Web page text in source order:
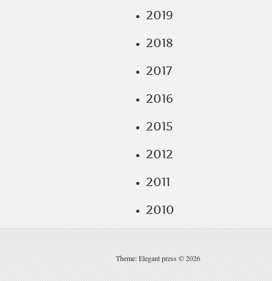
2019
2018
2017
2016
2015
2012
2011
2010
Theme: Elegant press © 2026